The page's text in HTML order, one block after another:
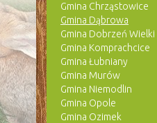
Gmina Chrząstowice
Gmina Dąbrowa
Gmina Dobrzeń Wielki
Gmina Komprachcice
Gmina Łubniany
Gmina Murów
Gmina Niemodlin
Gmina Opole
Gmina Ozimek